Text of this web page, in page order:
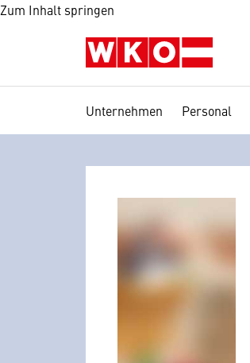
Zum Inhalt springen
Unternehmen Personal